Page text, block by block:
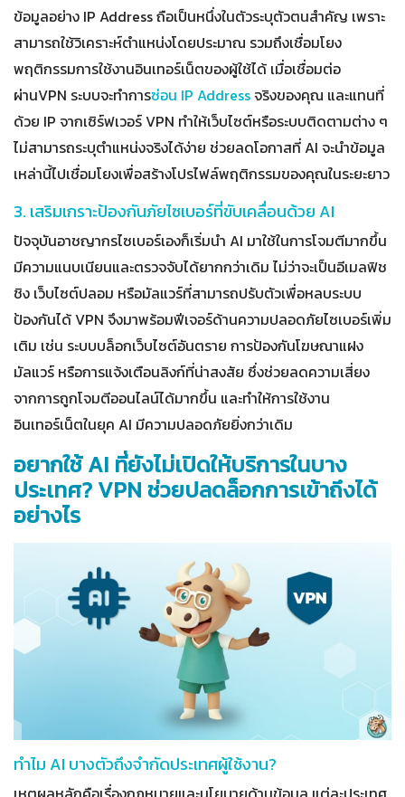
ข้อมูลอย่าง IP Address ถือเป็นหนึ่งในตัวระบุตัวตนสำคัญ เพราะ
สามารถใช้วิเคราะห์ตำแหน่งโดยประมาณ รวมถึงเชื่อมโยง
พฤติกรรมการใช้งานอินเทอร์เน็ตของผู้ใช้ได้ เมื่อเชื่อมต่อ
ผ่านVPN ระบบจะทำการซ่อน IP Addressจริงของคุณ และแทนที่
ด้วย IP จากเซิร์ฟเวอร์ VPN ทำให้เว็บไซต์หรือระบบติดตามต่าง ๆ
ไม่สามารถระบุตำแหน่งจริงได้ง่าย ช่วยลดโอกาสที่ AI จะนำข้อมูล
เหล่านี้ไปเชื่อมโยงเพื่อสร้างโปรไฟล์พฤติกรรมของคุณในระยะยาว
3. เสริมเกราะป้องกันภัยไซเบอร์ที่ขับเคลื่อนด้วย AI
ปัจจุบันอาชญากรไซเบอร์เองก็เริ่มนำ AI มาใช้ในการโจมตีมากขึ้น
มีความแนบเนียนและตรวจจับได้ยากกว่าเดิม ไม่ว่าจะเป็นอีเมลฟิช
ชิง เว็บไซต์ปลอม หรือมัลแวร์ที่สามารถปรับตัวเพื่อหลบระบบ
ป้องกันได้ VPN จึงมาพร้อมฟีเจอร์ด้านความปลอดภัยไซเบอร์เพิ่ม
เติม เช่น ระบบบล็อกเว็บไซต์อันตราย การป้องกันโฆษณาแฝง
มัลแวร์ หรือการแจ้งเตือนลิงก์ที่น่าสงสัย ซึ่งช่วยลดความเสี่ยง
จากการถูกโจมตีออนไลน์ได้มากขึ้น และทำให้การใช้งาน
อินเทอร์เน็ตในยุค AI มีความปลอดภัยยิ่งกว่าเดิม
อยากใช้ AI ที่ยังไม่เปิดให้บริการในบาง
ประเทศ? VPN ช่วยปลดล็อกการเข้าถึงได้
อย่างไร
ทำไม AI บางตัวถึงจำกัดประเทศผู้ใช้งาน?